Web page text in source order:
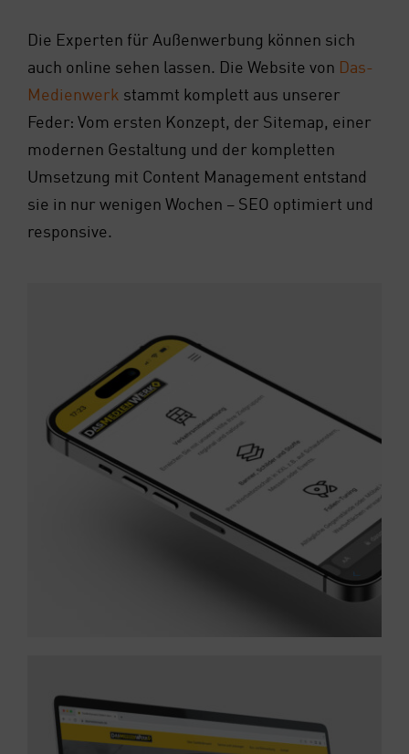
Die Exper­ten für Außen­wer­bung kön­nen sich
auch online sehen las­sen. Die Web­site von Das­
Me­di­en­werk stammt kom­plett aus unse­rer
Feder: Vom ers­ten Kon­zept, der Site­map, einer
moder­nen Gestal­tung und der kom­plet­ten
Umset­zung mit Con­tent Manage­ment ent­stand
sie in nur weni­gen Wochen – SEO opti­miert und
respon­si­ve.